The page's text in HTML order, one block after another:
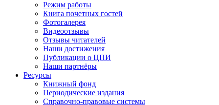
Режим работы
Книга почетных гостей
Фотогалерея
Видеоотзывы
Отзывы читателей
Наши достижения
Публикации о ЦПИ
Наши партнёры
Ресурсы
Книжный фонд
Периодические издания
Справочно-правовые системы